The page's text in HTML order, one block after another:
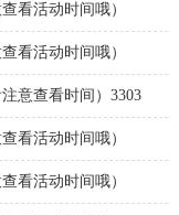
看活动时间哦）
看活动时间哦）
意查看时间）3303
看活动时间哦）
看活动时间哦）